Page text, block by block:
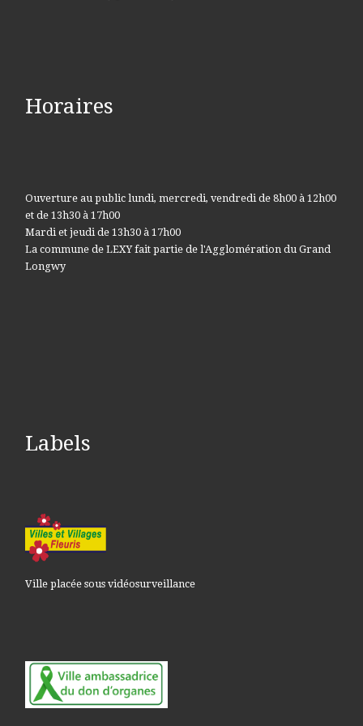
Horaires
Ouverture au public lundi, mercredi, vendredi de 8h00 à 12h00
et de 13h30 à 17h00
Mardi et jeudi de 13h30 à 17h00
La commune de LEXY fait partie de l'Agglomération du Grand
Longwy
Labels
Ville placée sous vidéosurveillance